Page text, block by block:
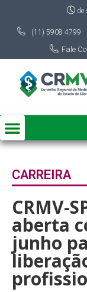
de
(11) 5908 4799
Fale
CARREIRA
CRMV-
aberta
junho